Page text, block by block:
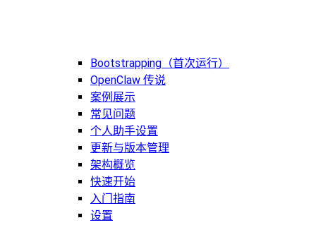
Bootstrapping（首次运行）
OpenClaw 传说
案例展示
常见问题
个人助手设置
更新与版本管理
架构概览
快速开始
入门指南
设置